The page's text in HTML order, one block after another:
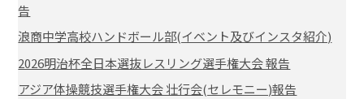
告
浪商中学高校ハンドボール部(イベント及びインスタ紹介)
2026明治杯全日本選抜レスリング選手権大会 報告
アジア体操競技選手権大会 壮行会(セレモニー)報告